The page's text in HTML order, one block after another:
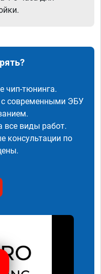
чип-тюнинга.
с современными ЭБУ
все виды работ.
консультации по